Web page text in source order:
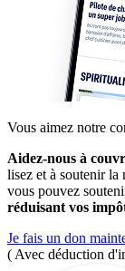
Vous aimez notre
Aidez-nous à
lisez et à soutenir
vous pouvez
réduisant vos
Je fais un don
( Avec déduction